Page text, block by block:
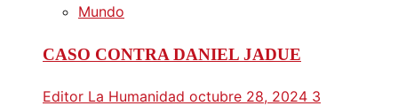
Mundo
CASO CONTRA DANIEL JADUE
Editor La Humanidad octubre 28, 2024 3